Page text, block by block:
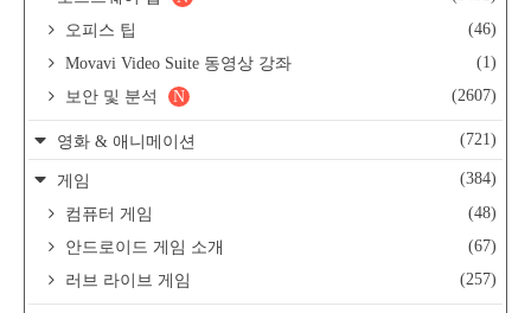
오피스 팁
(46)
Movavi Video Suite 동영상 강좌
(1)
보안 및 분석
(2607)
N
영화 & 애니메이션 (721)
게임
(384)
컴퓨터 게임
(48)
안드로이드 게임 소개
(67)
러브 라이브 게임
(257)